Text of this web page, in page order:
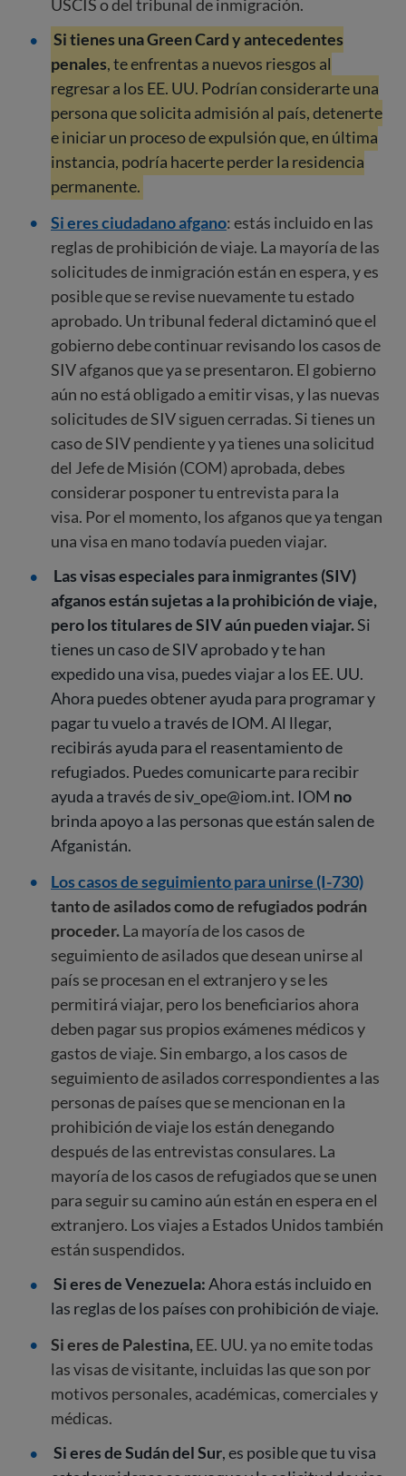
USCIS o del tribunal de inmigración.
Si tienes una Green Card y antecedentes
penales, te enfrentas a nuevos riesgos al
regresar a los EE. UU. Podrían considerarte una
persona que solicita admisión al país, detenerte
e iniciar un proceso de expulsión que, en última
instancia, podría hacerte perder la residencia
permanente.
Si eres ciudadano afgano: estás incluido en las
reglas de prohibición de viaje. La mayoría de las
solicitudes de inmigración están en espera, y es
posible que se revise nuevamente tu estado
aprobado. Un tribunal federal dictaminó que el
gobierno debe continuar revisando los casos de
SIV afganos que ya se presentaron. El gobierno
aún no está obligado a emitir visas, y las nuevas
solicitudes de SIV siguen cerradas. Si tienes un
caso de SIV pendiente y ya tienes una solicitud
del Jefe de Misión (COM) aprobada, debes
considerar posponer tu entrevista para la
visa. Por el momento, los afganos que ya tengan
una visa en mano todavía pueden viajar.
Las visas especiales para inmigrantes (SIV)
afganos están sujetas a la prohibición de viaje,
pero los titulares de SIV aún pueden viajar.Si
tienes un caso de SIV aprobado y te han
expedido una visa, puedes viajar a los EE. UU.
Ahora puedes obtener ayuda para programar y
pagar tu vuelo a través de IOM. Al llegar,
recibirás ayuda para el reasentamiento de
refugiados. Puedes comunicarte para recibir
ayuda a través de siv_ope@iom.int. IOM no
brinda apoyo a las personas que están salen de
Afganistán.
Los casos de seguimiento para unirse (I-730)
tanto de asilados como de refugiados podrán
proceder.La mayoría de los casos de
seguimiento de asilados que desean unirse al
país se procesan en el extranjero y se les
permitirá viajar, pero los beneficiarios ahora
deben pagar sus propios exámenes médicos y
gastos de viaje. Sin embargo, a los casos de
seguimiento de asilados correspondientes a las
personas de países que se mencionan en la
prohibición de viaje los están denegando
después de las entrevistas consulares. La
mayoría de los casos de refugiados que se unen
para seguir su camino aún están en espera en el
extranjero. Los viajes a Estados Unidos también
están suspendidos.
Si eres de Venezuela:Ahora estás incluido en
las reglas de los países con prohibición de viaje.
Si eres de Palestina, EE. UU. ya no emite todas
las visas de visitante, incluidas las que son por
motivos personales, académicas, comerciales y
médicas.
Si eres de Sudán del Sur, es posible que tu visa